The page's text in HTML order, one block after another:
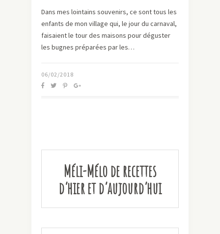
Dans mes lointains souvenirs, ce sont tous les
enfants de mon village qui, le jour du carnaval,
faisaient le tour des maisons pour déguster
les bugnes préparées par les…
06/02/2018
Méli-Mélo de recettes
d’hier et d’aujourd’hui